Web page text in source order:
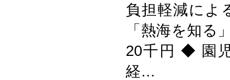
負担軽減によ
「熱海を知る
20千円 ◆ 園
経…